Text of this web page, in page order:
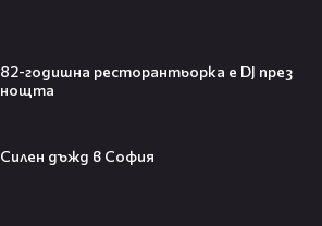
82-годишна ресторантьорка е DJ през
нощта
Силен дъжд в София
Саудитска Арабия💰